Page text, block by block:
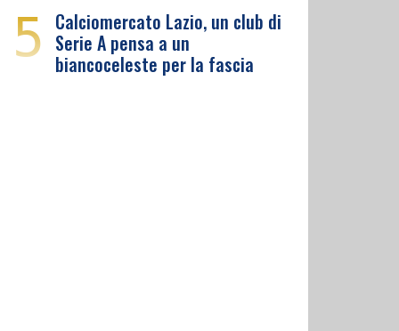
5 Calciomercato Lazio, un club di
Serie A pensa a un
biancoceleste per la fascia